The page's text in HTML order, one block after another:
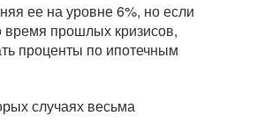
ее на уровне 6%, но если
время прошлых кризисов,
проценты по ипотечным
случаях весьма